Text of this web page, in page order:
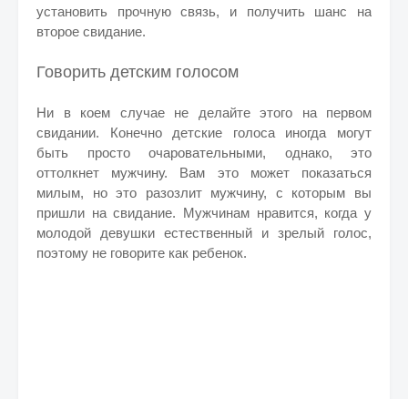
установить прочную связь, и получить шанс на
второе свидание.
Говорить детским голосом
Ни в коем случае не делайте этого на первом
свидании. Конечно детские голоса иногда могут
быть просто очаровательными, однако, это
оттолкнет мужчину. Вам это может показаться
милым, но это разозлит мужчину, с которым вы
пришли на свидание. Мужчинам нравится, когда у
молодой девушки естественный и зрелый голос,
поэтому не говорите как ребенок.